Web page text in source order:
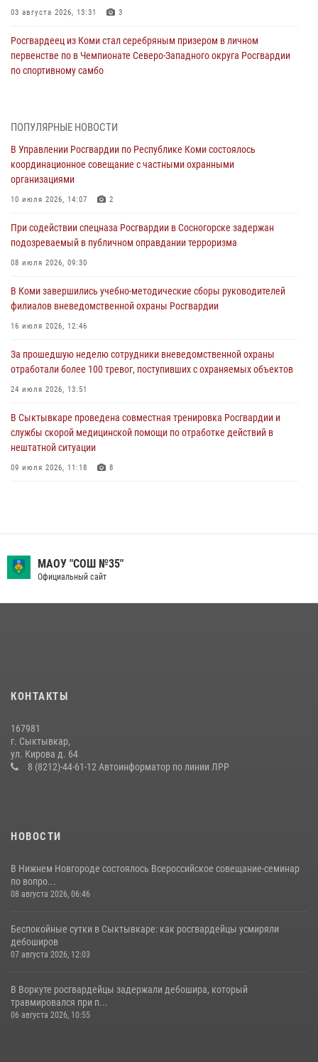
03 августа 2026, 13:31 3
Росгвардеец из Коми стал серебряным призером в личном
первенстве по в Чемпионате Северо-Западного округа Росгвардии
по спортивному самбо
законодательстве в сфере оборота оружия и продолжают изымать
оружие за нарушения
02 августа 2026, 06:17
В Койгородском районе местный житель обратился в Росгвардию
31 июля 2026, 10:55
Временно исполняющий обязанности начальника Управления
31 июля 2026, 06:57 8
В Усинске росгвардейцы оперативно отработали план «Квартал»
В Санкт-Петербурге прошел окружной этап ежегодного
Всероссийского конкурса профессионального мастерства среди
28 июля 2026, 15:09 12
ПОПУЛЯРНЫЕ НОВОСТИ
В Управлении Росгвардии по Республике Коми состоялось
координационное совещание с частными охранными
организациями
10 июля 2026, 14:07 2
При содействии спецназа Росгвардии в Сосногорске задержан
подозреваемый в публичном оправдании терроризма
08 июля 2026, 09:30
В Коми завершились учебно-методические сборы руководителей
филиалов вневедомственной охраны Росгвардии
16 июля 2026, 12:46
За прошедшую неделю сотрудники вневедомственной охраны
отработали более 100 тревог, поступивших с охраняемых объектов
24 июля 2026, 13:51
В Сыктывкаре проведена совместная тренировка Росгвардии и
службы скорой медицинской помощи по отработке действий в
нештатной ситуации
09 июля 2026, 11:18 8
В Коми росгвардейцы поздравили с юбилеем директора филиала
ВГТРК «Коми Гор» Юлию Чубову
В Усть-Вымском районе росгвардейцы задержала необычного
14 июля 2026, 11:49
Временно исполняющий обязанности начальника Управления
МАОУ "СОШ №35"
Официальный сайт
КОНТАКТЫ
167981
г. Сыктывкар,
ул. Кирова д. 64
8 (8212)-44-61-12 Автоинформатор по линии ЛРР
НОВОСТИ
В Нижнем Новгороде состоялось Всероссийское совещание-семинар
по вопро...
08 августа 2026, 06:46
Беспокойные сутки в Сыктывкаре: как росгвардейцы усмиряли
дебоширов
07 августа 2026, 12:03
В Воркуте росгвардейцы задержали дебошира, который
травмировался при п...
06 августа 2026, 10:55